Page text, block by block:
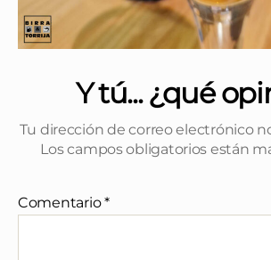
Y tú... ¿qué
Tu dirección de correo electrónico
Los campos obligatorios están
Comentario*